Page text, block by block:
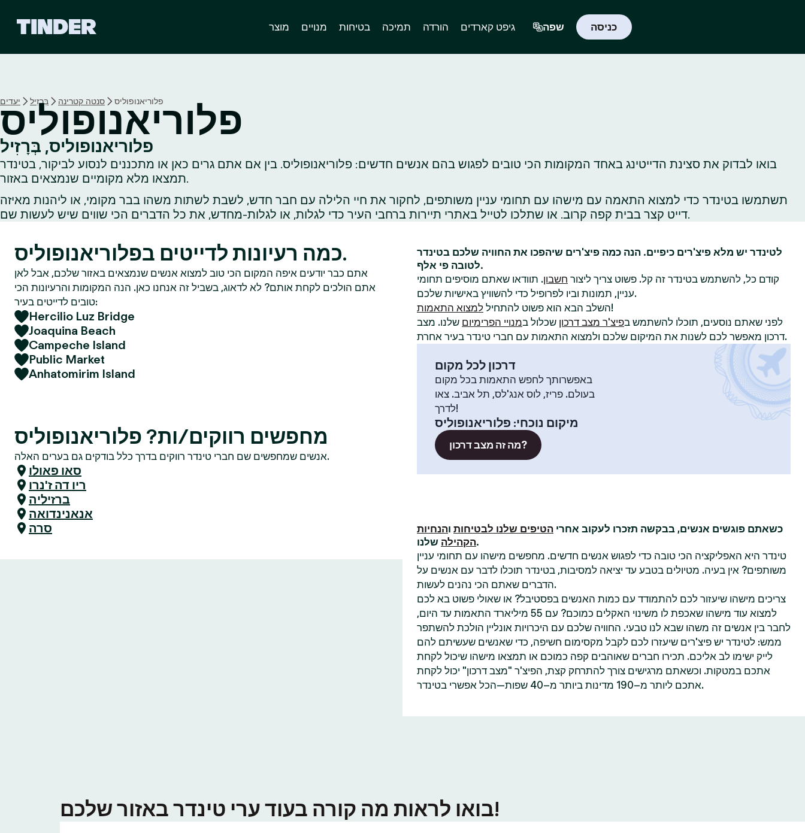
ש
ל
נ
ד
ר
מוצר מנויים בטיחות תמיכה הורדה גיפט קארדים שפה כניסה
יעדים בְּרָזִיל סנטה קטרינה פלוריאנופוליס
פלוריאנופוליס
פלוריאנופוליס, בְּרָזִיל
בואו לבדוק את סצינת הדייטינג באחד המקומות הכי טובים לפגוש בהם אנשים חדשים: פלוריאנופוליס. בין אם אתם גרים כאן או מתכננים לנסוע לביקור, בטינדר
תמצאו מלא מקומיים שנמצאים באזור.
תשתמשו בטינדר כדי למצוא התאמה עם מישהו עם תחומי עניין משותפים, לחקור את חיי הלילה עם חבר חדש, לשבת לשתות משהו בבר מקומי, או ליהנות מאיזה
דייט קצר בבית קפה קרוב. או שתלכו לטייל באתרי תיירות ברחבי העיר כדי לגלות, או לגלות‑מחדש, את כל הדברים הכי שווים שיש לעשות שם.
כמה רעיונות לדייטים בפלוריאנופוליס.
אתם כבר יודעים איפה המקום הכי טוב למצוא אנשים שנמצאים באזור שלכם, אבל לאן
אתם הולכים לקחת אותם? לא לדאוג, בשביל זה אנחנו כאן. הנה המקומות והרעיונות הכי
טובים לדייטים בעיר:
Hercilio Luz Bridge
Joaquina Beach
Campeche Island
Public Market
Anhatomirim Island
מחפשים רווקים/ות? פלוריאנופוליס
אנשים שמחפשים שם חברי טינדר רווקים בדרך כלל בודקים גם בערים האלה.
סאו פאולו
ריו דה ז'נרו
ברזיליה
אנאנינדואה
סרה
לטינדר יש מלא פיצ'רים כיפיים. הנה כמה פיצ'רים שיהפכו את החוויה שלכם בטינדר
לטובה פי אלף.
קודם כל, להשתמש בטינדר זה קל. פשוט צריך ליצור חשבון. תוודאו שאתם מוסיפים תחומי
עניין, תמונות וביו לפרופיל כדי להשוויץ באישיות שלכם.
השלב הבא הוא פשוט להתחיל למצוא התאמות
!
לפני שאתם נוסעים, תוכלו להשתמש בפיצ'ר מצב דרכון שכלול במנויי הפרימיום שלנו. מצב
דרכון מאפשר לכם לשנות את המיקום שלכם ולמצוא התאמות עם חברי טינדר בעיר אחרת.
דרכון לכל מקום
באפשרותך לחפש התאמות בכל מקום
בעולם. פריז, לוס אנג'לס, תל אביב. צאו
לדרך!
מיקום נוכחי: פלוריאנופוליס
מה זה מצב דרכון?
כשאתם פוגשים אנשים, בבקשה תזכרו לעקוב אחרי הטיפים שלנו לבטיחות והנחיות
הקהילהשלנו.
טינדר היא האפליקציה הכי טובה כדי לפגוש אנשים חדשים. מחפשים מישהו עם תחומי עניין
משותפים? אין בעיה. מטיולים בטבע עד יציאה למסיבות, בטינדר תוכלו לדבר עם אנשים על
הדברים שאתם הכי נהנים לעשות.
צריכים מישהו שיעזור לכם להתמודד עם כמות האנשים בפסטיבל? או שאולי פשוט בא לכם
למצוא עוד מישהו שאכפת לו משינוי האקלים כמוכם? עם 55 מיליארד התאמות עד היום,
לחבר בין אנשים זה משהו שבא לנו טבעי. החוויה שלכם עם היכרויות אונליין הולכת להשתפר
ממש: לטינדר יש פיצ'רים שיעזרו לכם לקבל מקסימום חשיפה, כדי שאנשים שעשיתם להם
לייק ישימו לב אליכם. תכירו חברים שאוהבים קפה כמוכם או תמצאו מישהו שיכול לקחת
אתכם במטקות. וכשאתם מרגישים צורך להתרחק קצת, הפיצ'ר "מצב דרכון" יכול לקחת
אתכם ליותר מ–190 מדינות ביותר מ–40 שפות—הכל אפשרי בטינדר.
בואו לראות מה קורה בעוד ערי טינדר באזור שלכם!